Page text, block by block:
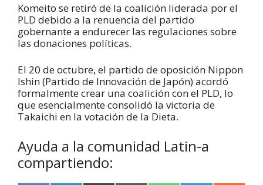
Komeito se retiró de la coalición liderada por el
PLD debido a la renuencia del partido
gobernante a endurecer las regulaciones sobre
las donaciones políticas.
El 20 de octubre, el partido de oposición Nippon
Ishin(Partido de Innovación de Japón) acordó
formalmente crear una coalición con el PLD, lo
que esencialmente consolidó la victoria de
Takaichi en la votación de la Dieta.
Ayuda a la comunidad Latin-a
compartiendo: